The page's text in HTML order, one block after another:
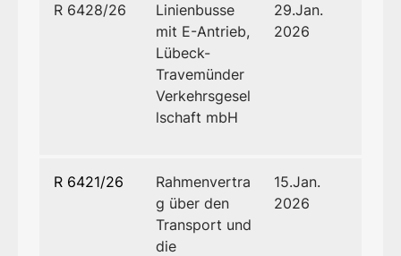
R 6428/26
Linienbusse
mit E-Antrieb,
Lübeck-
Travemünder
Verkehrsgesel
lschaft mbH
29.Jan.
2026
R 6421/26
Rahmenvertra
g über den
Transport und
die
15.Jan.
2026